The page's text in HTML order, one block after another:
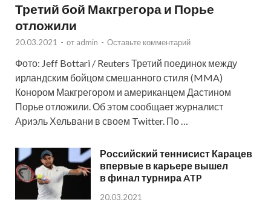
Третий бой Макгрегора и Порье
отложили
20.03.2021 - от admin - Оставьте комментарий
Фото: Jeff Bottari / Reuters Третий поединок между
ирландским бойцом смешанного стиля (MMA)
Конором Макгрегором и американцем Дастином
Порье отложили. Об этом сообщает журналист
Ариэль Хельвани в своем Twitter. По …
Российский теннисист Карацев
впервые в карьере вышел
в финал турнира ATP
20.03.2021